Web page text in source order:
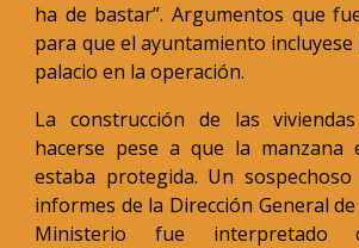
ha de bastar”. Argumentos que
para que el ayuntamiento
palacio en la operación.
La construcción de las
hacerse pese a que la manzana
estaba protegida. Un
informes de la Dirección General
Ministerio fue interpretado